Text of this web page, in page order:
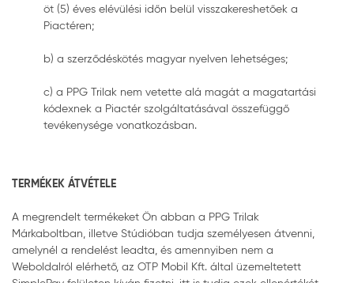
öt (5) éves elévülési időn belül visszakereshetőek a
Piactéren;
b) a szerződéskötés magyar nyelven lehetséges;
c) a PPG Trilak nem vetette alá magát a magatartási
kódexnek a Piactér szolgáltatásával összefüggő
tevékenysége vonatkozásban.
TERMÉKEK ÁTVÉTELE
A megrendelt termékeket Ön abban a PPG Trilak
Márkaboltban, illetve Stúdióban tudja személyesen átvenni,
amelynél a rendelést leadta, és amennyiben nem a
Weboldalról elérhető, az OTP Mobil Kft. által üzemeltetett